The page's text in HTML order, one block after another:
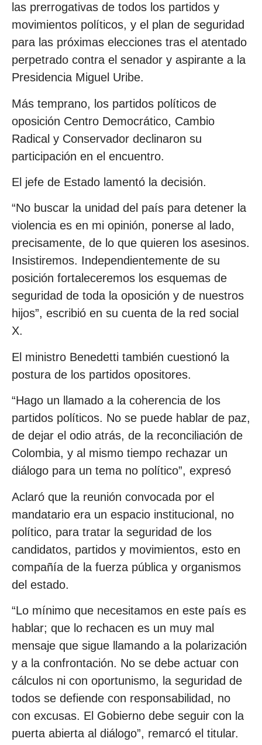
las prerrogativas de todos los partidos y
movimientos políticos, y el plan de seguridad
para las próximas elecciones tras el atentado
perpetrado contra el senador y aspirante a la
Presidencia Miguel Uribe.
Más temprano, los partidos políticos de
oposición Centro Democrático, Cambio
Radical y Conservador declinaron su
participación en el encuentro.
El jefe de Estado lamentó la decisión.
“No buscar la unidad del país para detener la
violencia es en mi opinión, ponerse al lado,
precisamente, de lo que quieren los asesinos.
Insistiremos. Independientemente de su
posición fortaleceremos los esquemas de
seguridad de toda la oposición y de nuestros
hijos”, escribió en su cuenta de la red social
X.
El ministro Benedetti también cuestionó la
postura de los partidos opositores.
“Hago un llamado a la coherencia de los
partidos políticos. No se puede hablar de paz,
de dejar el odio atrás, de la reconciliación de
Colombia, y al mismo tiempo rechazar un
diálogo para un tema no político”, expresó
Aclaró que la reunión convocada por el
mandatario era un espacio institucional, no
político, para tratar la seguridad de los
candidatos, partidos y movimientos, esto en
compañía de la fuerza pública y organismos
del estado.
“Lo mínimo que necesitamos en este país es
hablar; que lo rechacen es un muy mal
mensaje que sigue llamando a la polarización
y a la confrontación. No se debe actuar con
cálculos ni con oportunismo, la seguridad de
todos se defiende con responsabilidad, no
con excusas. El Gobierno debe seguir con la
puerta abierta al diálogo”, remarcó el titular.